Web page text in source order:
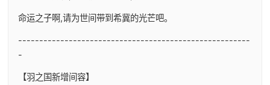
命运之子啊,请为世间带到希冀的光芒吧。
-------------------------------------------------------
-
【羽之国新增间容】